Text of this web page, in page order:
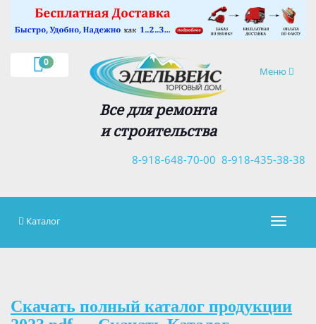
0
Навигация
Меню
Все для ремонта
и строительства
8-918-435-38-38
8-918-648-70-00
×
Каталог
Скачать полный каталог продукции